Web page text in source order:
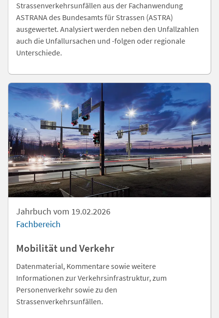
Strassenverkehrsunfällen aus der Fachanwendung
ASTRANA des Bundesamts für Strassen (ASTRA)
ausgewertet. Analysiert werden neben den Unfallzahlen
auch die Unfallursachen und -folgen oder regionale
Unterschiede.
Jahrbuch vom 19.02.2026
Fachbereich
Mobilität und Verkehr
Datenmaterial, Kommentare sowie weitere
Informationen zur Verkehrsinfrastruktur, zum
Personenverkehr sowie zu den
Strassenverkehrsunfällen.